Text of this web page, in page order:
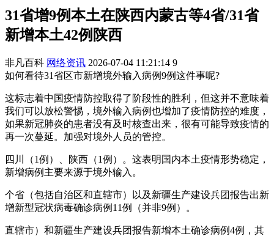
31省增9例本土在陕西内蒙古等4省/31省
新增本土42例陕西
非凡百科 网络资讯 2026-07-04 11:21:14 9
如何看待31省区市新增境外输入病例9例这件事呢?
这标志着中国疫情防控取得了阶段性的胜利，但这并不意味着
我们可以放松警惕，境外输入病例也增加了疫情防控的难度，
如果新冠肺炎的患者没有及时核查出来，很有可能导致疫情的
再一次蔓延。加强对境外人员的管控。
四川（1例）、陕西（1例）。这表明国内本土疫情形势稳定，
新增病例主要来源于境外输入。
个省（包括自治区和直辖市）以及新疆生产建设兵团报告出新
增新型冠状病毒确诊病例11例（并非9例）。
直辖市）和新疆生产建设兵团报告新增本土确诊病例4例，其